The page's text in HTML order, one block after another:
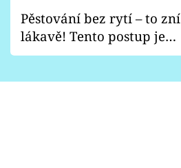
Pěstování bez rytí – to zní
lákavě! Tento postup je
vhodný jen pro některé